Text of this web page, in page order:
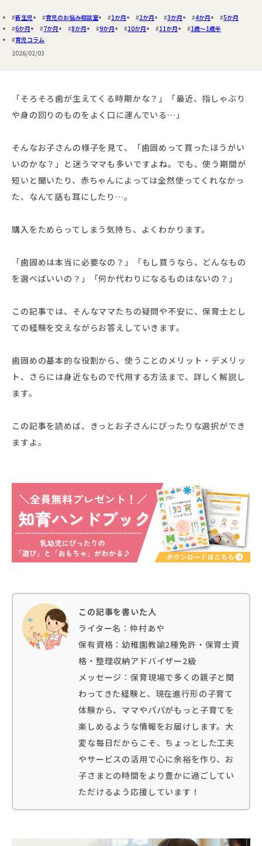
新生児 育児のお悩み相談室 1か月 2か月 3か月 4か月
5か月
6か月
7か月 8か月 9か月 10か月 11か月
1歳～1歳半
育児コラム
2026/02/03
「そろそろ歯が生えてくる時期かな？」「最近、指しゃぶり
や身の回りのものをよく口に運んでいる…」
そんなお子さんの様子を見て、「歯固めって買ったほうがい
いのかな？」と迷うママも多いですよね。でも、使う期間が
短いと聞いたり、赤ちゃんによっては全然使ってくれなかっ
た、なんて話も耳にしたり…。
購入をためらってしまう気持ち、よくわかります。
「歯固めは本当に必要なの？」「もし買うなら、どんなもの
を選べばいいの？」「何か代わりになるものはないの？」
この記事では、そんなママたちの疑問や不安に、保育士とし
ての経験を交えながらお答えしていきます。
歯固めの基本的な役割から、使うことのメリット・デメリッ
ト、さらには身近なもので代用する方法まで、詳しく解説し
ます。
この記事を読めば、きっとお子さんにぴったりな選択ができ
ますよ。
この記事を書いた人
ライター名：仲村あや
保有資格：幼稚園教諭2種免許・保育士資
格・整理収納アドバイザー2級
メッセージ：保育現場で多くの親子と関
わってきた経験と、現在進行形の子育て
体験から、ママやパパがもっと子育てを
楽しめるような情報をお届けします。大
変な毎日だからこそ、ちょっとした工夫
やサービスの活用で心に余裕を作り、お
子さまとの時間をより豊かに過ごしてい
ただけるよう応援しています！